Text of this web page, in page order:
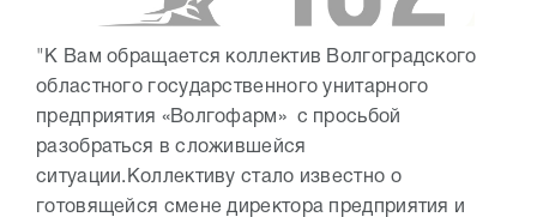
"К Вам обращается коллектив Волгоградского
областного государственного унитарного
предприятия «Волгофарм» с просьбой
разобраться в сложившейся
ситуации.Коллективу стало известно о
готовящейся смене директора предприятия и